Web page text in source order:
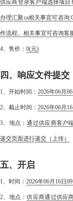
供应商登录客户端选择项
办理汇聚ca相关事宜可咨询
作流程。相关事宜可咨询客服
4、售价： 0(元)
四、响应文件提交
1、开始时间： 2026年06月
2、截止时间： 2026年06月
3、地点：通过供应商客户
递交页面进行递交（上传）
五、开启
1、时间： 2026年06月16日
2、地点：供应商通过供应